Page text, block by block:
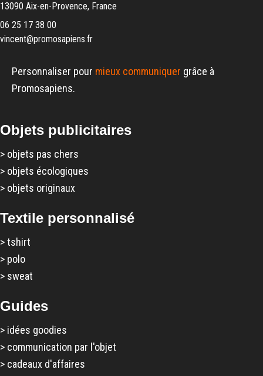
13090 Aix-en-Provence, France
06 25 17 38 00
vincent@promosapiens.fr
Personnaliser pour mieux communiquer grâce à
Promosapiens.
Objets publicitaires
> objets pas chers
> objets écologiques
> objets originaux
Textile personnalisé
>tshirt
> polo
> sweat
Guides
> idées goodies
> communication par l'objet
> cadeaux d'affaires